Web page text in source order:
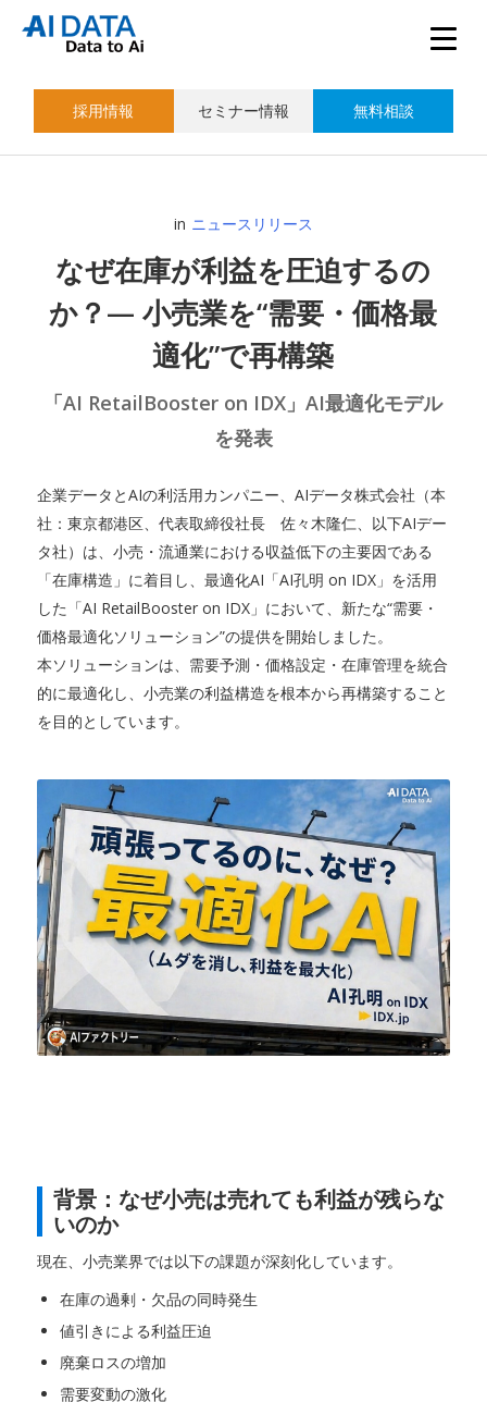
採用情報 セミナー情報 無料相談
in ニュースリリース
なぜ在庫が利益を圧迫するの
か？— 小売業を“需要・価格最
適化”で再構築
「AI RetailBooster on IDX」AI最適化モデル
を発表
企業データとAIの利活用カンパニー、AIデータ株式会社（本
社：東京都港区、代表取締役社長 佐々木隆仁、以下AIデー
タ社）は、小売・流通業における収益低下の主要因である
「在庫構造」に着目し、最適化AI「AI孔明 on IDX」を活用
した「AI RetailBooster on IDX」において、新たな“需要・
価格最適化ソリューション”の提供を開始しました。
本ソリューションは、需要予測・価格設定・在庫管理を統合
的に最適化し、小売業の利益構造を根本から再構築すること
を目的としています。
背景：なぜ小売は売れても利益が残らな
いのか
現在、小売業界では以下の課題が深刻化しています。
在庫の過剰・欠品の同時発生
値引きによる利益圧迫
廃棄ロスの増加
需要変動の激化